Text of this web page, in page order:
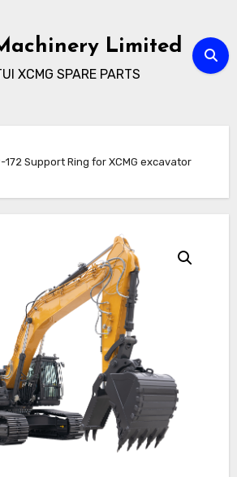
Limited
XCMG SPARE PARTS
Support Ring for XCMG excavator